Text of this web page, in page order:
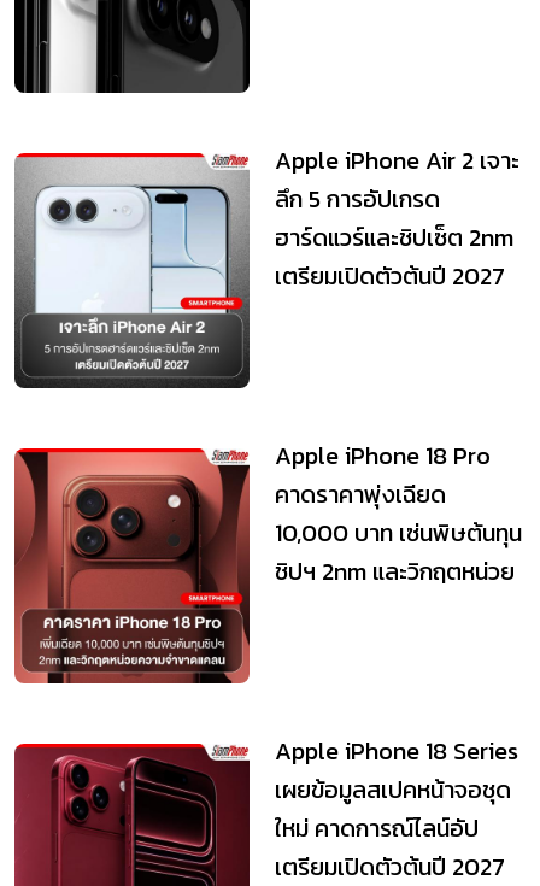
Apple iPhone Air 2 เจาะ
ลึก 5 การอัปเกรด
ฮาร์ดแวร์และชิปเซ็ต 2nm
เตรียมเปิดตัวต้นปี 2027
Apple iPhone 18 Pro
คาดราคาพุ่งเฉียด
10,000 บาท เซ่นพิษต้นทุน
ชิปฯ 2nm และวิกฤตหน่วย
Apple iPhone 18 Series
เผยข้อมูลสเปคหน้าจอชุด
ใหม่ คาดการณ์ไลน์อัป
เตรียมเปิดตัวต้นปี 2027